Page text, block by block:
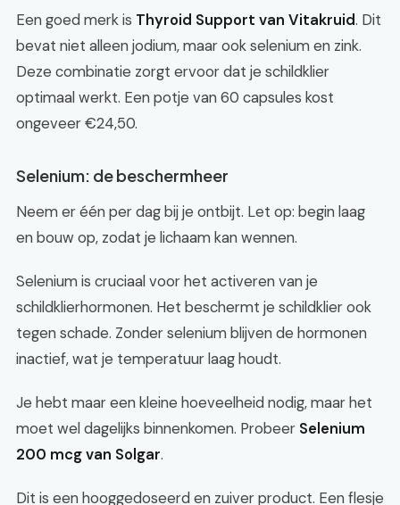
Een goed merk is Thyroid Support van Vitakruid. Dit
bevat niet alleen jodium, maar ook selenium en zink.
Deze combinatie zorgt ervoor dat je schildklier
optimaal werkt. Een potje van 60 capsules kost
ongeveer €24,50.
Selenium: de beschermheer
Neem er één per dag bij je ontbijt. Let op: begin laag
en bouw op, zodat je lichaam kan wennen.
Selenium is cruciaal voor het activeren van je
schildklierhormonen. Het beschermt je schildklier ook
tegen schade. Zonder selenium blijven de hormonen
inactief, wat je temperatuur laag houdt.
Je hebt maar een kleine hoeveelheid nodig, maar het
moet wel dagelijks binnenkomen. Probeer Selenium
200 mcg van Solgar.
Dit is een hooggedoseerd en zuiver product. Een flesje